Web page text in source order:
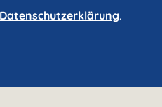
Datenschutzerklärung.